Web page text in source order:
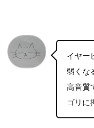
イヤー
弱くな
高音質
ゴリに